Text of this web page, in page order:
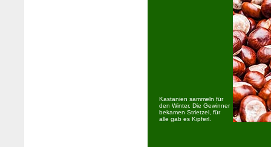
Kastanien sammeln für
den Winter. Die Gewinner
bekamen Strietzel, für
alle gab es Kipferl.